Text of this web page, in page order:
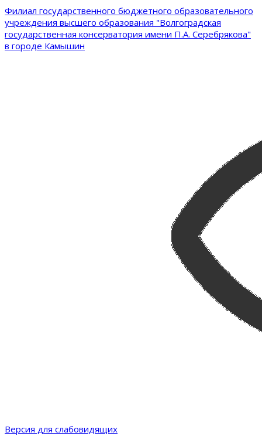
Филиал государственного бюджетного образовательного
учреждения высшего образования "Волгоградская
государственная консерватория имени П.А. Серебрякова"
в городе Камышин
Версия для слабовидящих